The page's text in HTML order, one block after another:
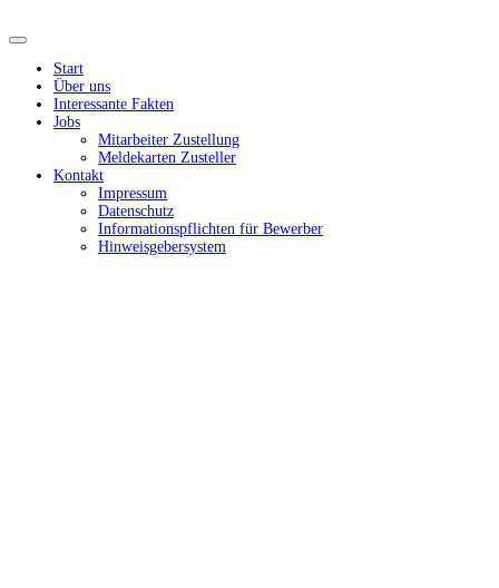
Start
Über uns
Interessante Fakten
Jobs
Mitarbeiter Zustellung
Meldekarten Zusteller
Kontakt
Impressum
Datenschutz
Informationspflichten für Bewerber
Hinweisgebersystem